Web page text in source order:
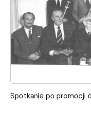
Spotkanie po promocji